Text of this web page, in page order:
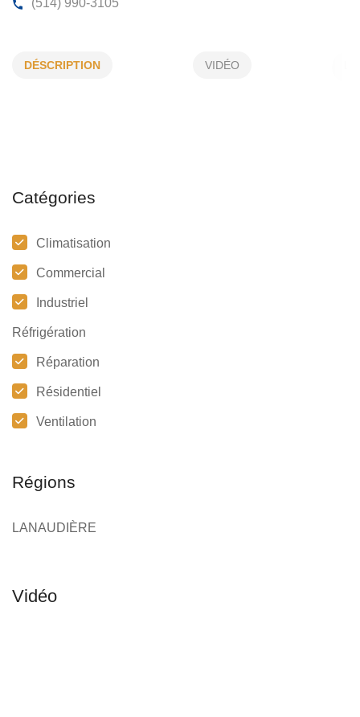
CONCEPTVENT INC
DÉSCRIPTION VIDÉO
Catégories
Climatisation
Commercial
Industriel
Réfrigération
Réparation
Résidentiel
Ventilation
Régions
LANAUDIÈRE